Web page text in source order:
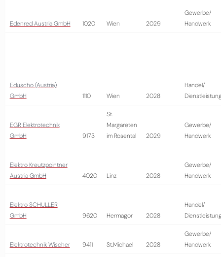
Edenred Austria GmbH 1020 Wien 2029
Gewerbe/
Handwerk
Eduscho (Austria)
GmbH
1110 Wien 2028
Handel/
EGR Elektrotechnik
GmbH
9173
St.
Margareten
im Rosental
2029
Gewerbe/
Handwerk
Elektro Kreutzpointner
Austria GmbH
4020 Linz 2028
Gewerbe/
Handwerk
Elektro SCHULLER
GmbH
9620 Hermagor 2028
Handel/
Elektrotechnik Wischer 9411 St.Michael 2028
Gewerbe/
Handwerk